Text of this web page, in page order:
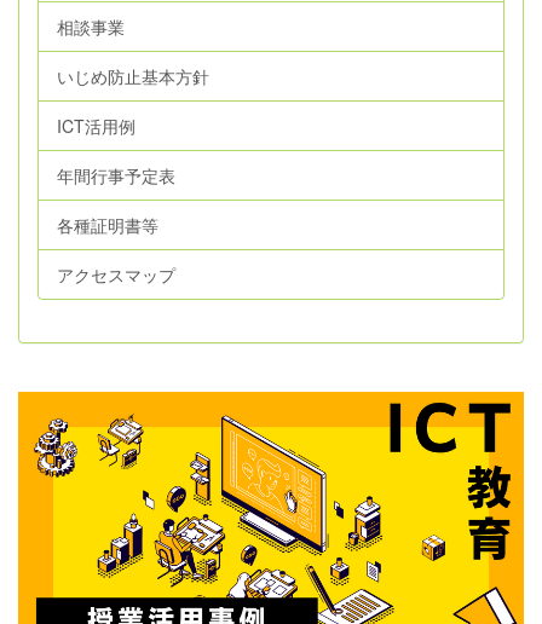
相談事業
いじめ防止基本方針
ICT活用例
年間行事予定表
各種証明書等
アクセスマップ